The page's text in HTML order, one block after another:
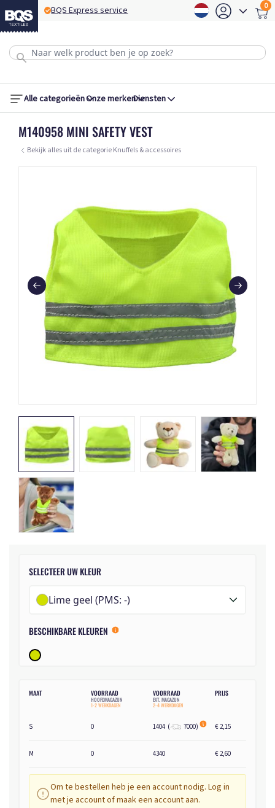
BQS Express service 0
Alle categorieënOnze merkenDiensten
M140958 MINI SAFETY VEST
Bekijk alles uit de categorie Knuffels & accessoires
SELECTEER UW KLEUR
Lime geel (PMS: -)
BESCHIKBARE KLEUREN
MAAT VOORRAAD
HOOFDMAGAZIJN
1-2 WERKDAGEN
VOORRAAD
EXT. MAGAZIJN
2-4 WERKDAGEN
PRIJS
S 0 1404 ( 7000) € 2,15
M 0 4340 € 2,60
Om te bestellen heb je een account nodig. Log in
met je account of maak een account aan.